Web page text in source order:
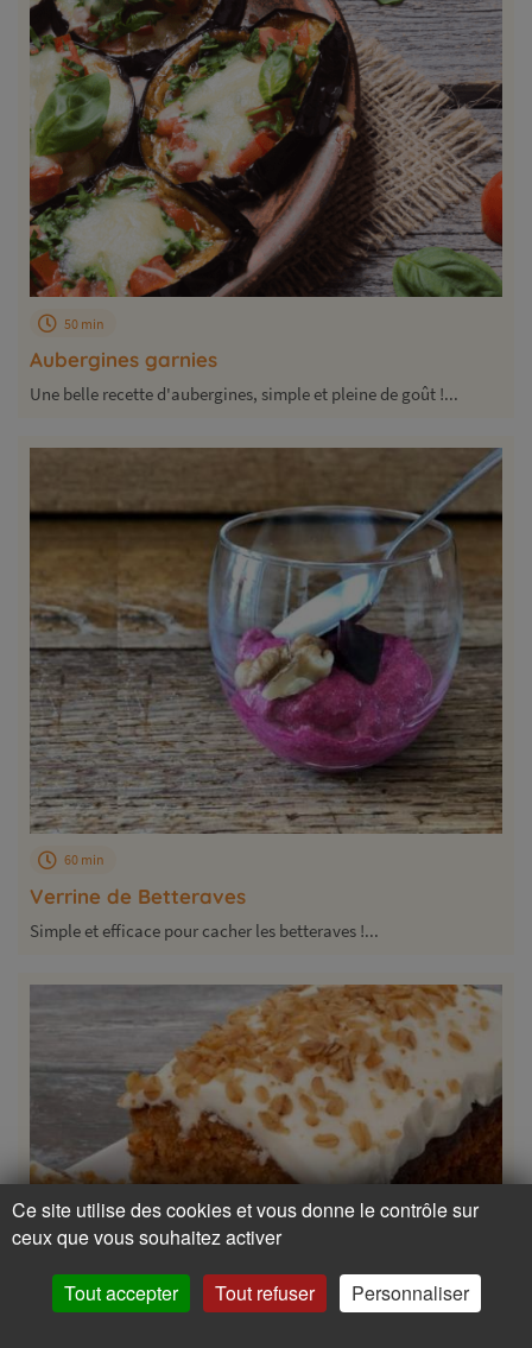
Aubergines garnies
50 min
Une belle recette d'aubergines, simple et pleine de goût !...
Verrine de Betteraves
60 min
Simple et efficace pour cacher les betteraves !...
Ce site utilise des cookies et vous donne le contrôle sur
ceux que vous souhaitez activer
Tout accepter Tout refuser Personnaliser